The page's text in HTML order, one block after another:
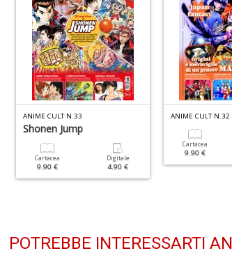
ANIME CULT N.33
Shonen Jump
Cartacea
9.90 €
Digitale
4.90 €
ANIME CULT N.32
Cartacea
9.90 €
POTREBBE INTERESSARTI